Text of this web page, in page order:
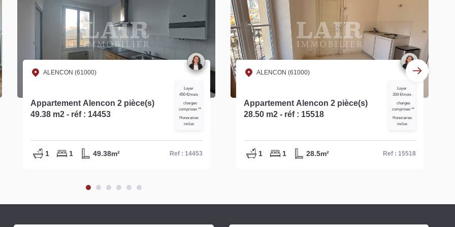
ALENCON (61000)
Appartement Alencon 2 pièce(s)
28.50 m2 - réf : 15518
Loyer
334 €/mois
charges
comprises **
Honoraires
inclus
1 1 28.5m² Ref : 15518
ALENCON (61000)
Appartement Alencon 2 pièce(s) 35
m2 - réf : 15037
Loyer
415 €/mois
charges
comprises **
Honoraires
inclus
1 1 34.2m² Ref : 15037